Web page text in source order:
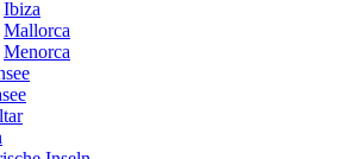
Ibiza
Mallorca
Menorca